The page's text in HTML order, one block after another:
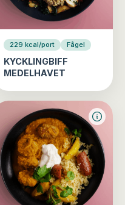
229 kcal/port Fågel
KYCKLINGBIFF
MEDELHAVET